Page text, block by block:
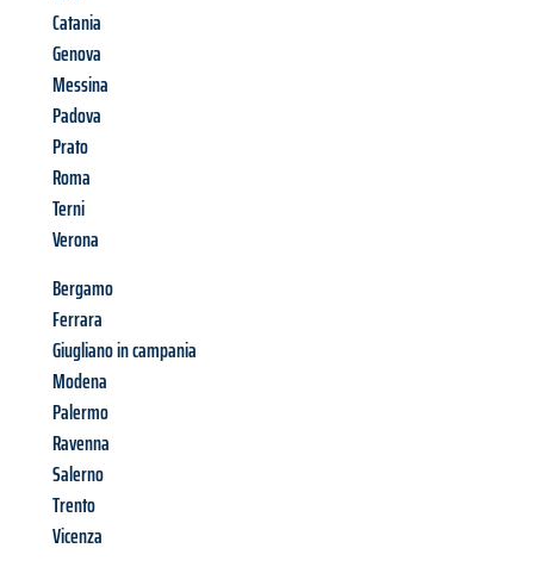
Catania
Genova
Messina
Padova
Prato
Roma
Terni
Verona
Bergamo
Ferrara
Giugliano in campania
Modena
Palermo
Ravenna
Salerno
Trento
Vicenza